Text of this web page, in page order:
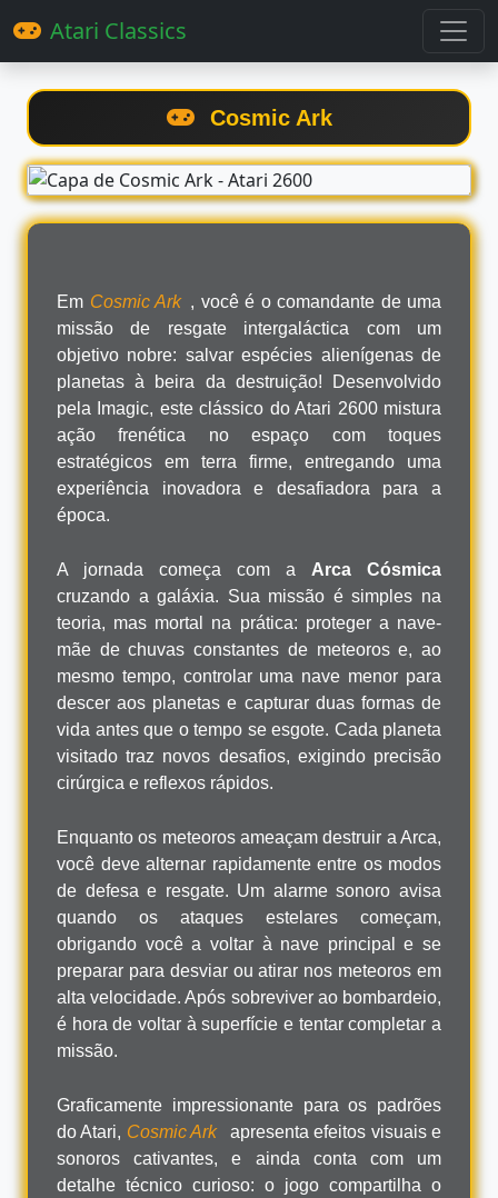
Atari Classics
Cosmic Ark
Em Cosmic Ark , você é o comandante de uma
missão de resgate intergaláctica com um
objetivo nobre: salvar espécies alienígenas de
planetas à beira da destruição! Desenvolvido
pela Imagic, este clássico do Atari 2600 mistura
ação frenética no espaço com toques
estratégicos em terra firme, entregando uma
experiência inovadora e desafiadora para a
época.
A jornada começa com a Arca Cósmica
cruzando a galáxia. Sua missão é simples na
teoria, mas mortal na prática: proteger a nave-
mãe de chuvas constantes de meteoros e, ao
mesmo tempo, controlar uma nave menor para
descer aos planetas e capturar duas formas de
vida antes que o tempo se esgote. Cada planeta
visitado traz novos desafios, exigindo precisão
cirúrgica e reflexos rápidos.
Enquanto os meteoros ameaçam destruir a Arca,
você deve alternar rapidamente entre os modos
de defesa e resgate. Um alarme sonoro avisa
quando os ataques estelares começam,
obrigando você a voltar à nave principal e se
preparar para desviar ou atirar nos meteoros em
alta velocidade. Após sobreviver ao bombardeio,
é hora de voltar à superfície e tentar completar a
missão.
Graficamente impressionante para os padrões
do Atari, Cosmic Ark
apresenta efeitos visuais e
sonoros cativantes, e ainda conta com um
detalhe técnico curioso: o jogo compartilha o